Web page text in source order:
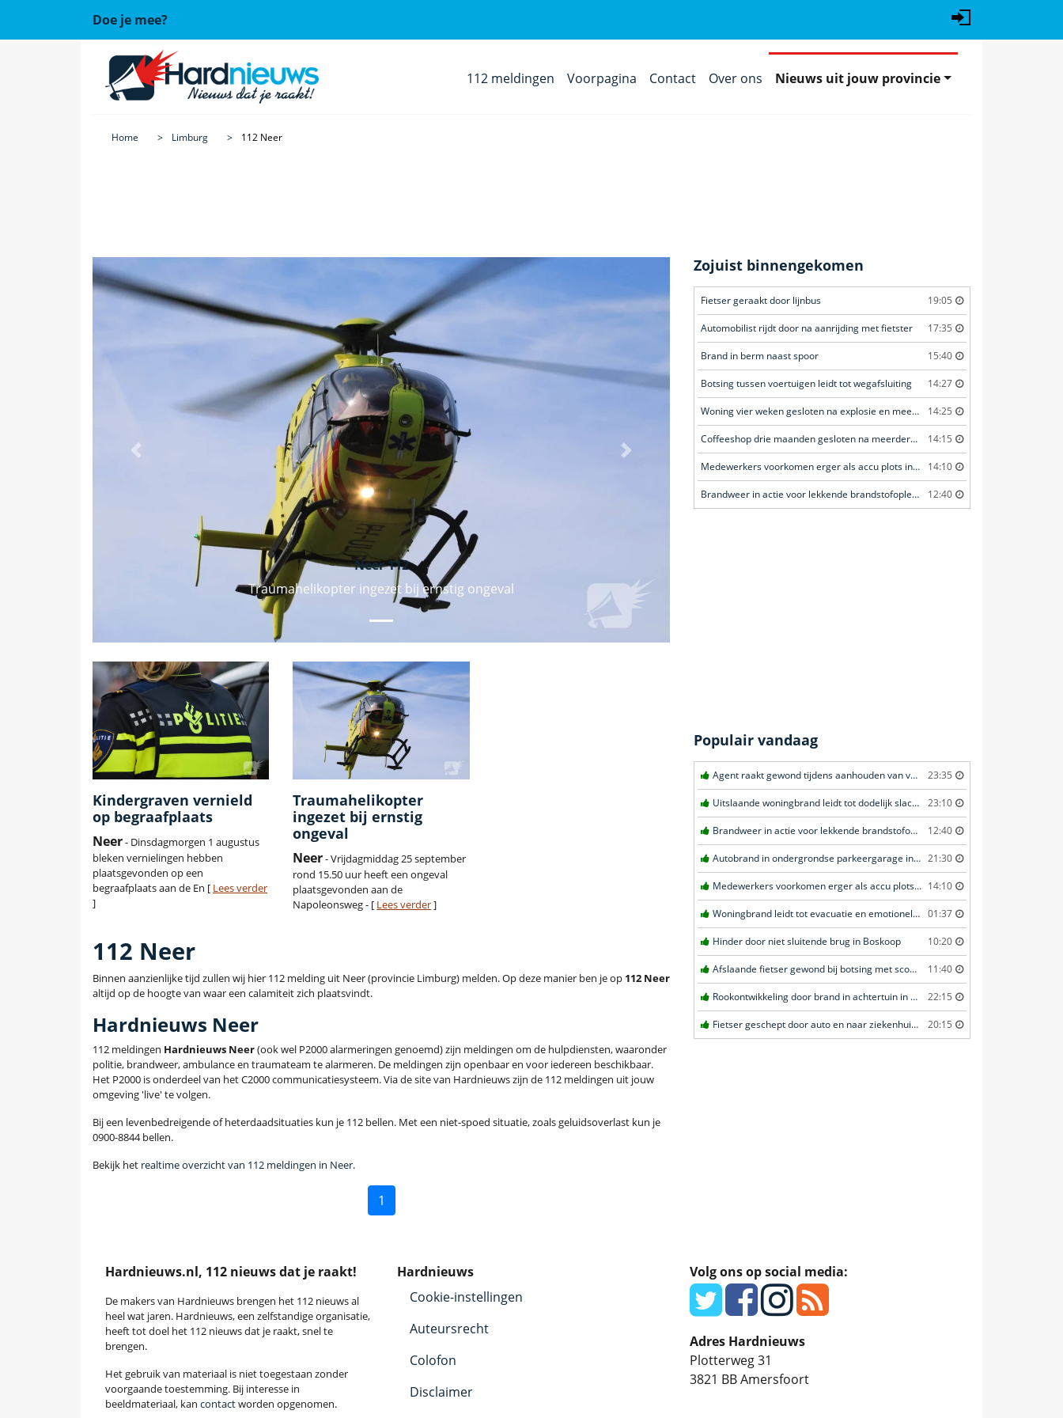
Doe je mee?
112 meldingen Voorpagina Contact Over ons Nieuws uit jouw provincie
Home Limburg 112 Neer
Neer 112
Traumahelikopter ingezet bij ernstig ongeval
Vorige Volgende
Kindergraven vernield
op begraafplaats
Neer- Dinsdagmorgen 1 augustus
bleken vernielingen hebben
plaatsgevonden op een
begraafplaats aan de En [ Lees verder
]
Traumahelikopter
ingezet bij ernstig
ongeval
Neer- Vrijdagmiddag 25 september
rond 15.50 uur heeft een ongeval
plaatsgevonden aan de
Napoleonsweg - [ Lees verder]
112 Neer
Binnen aanzienlijke tijd zullen wij hier 112 melding uit Neer (provincie Limburg) melden. Op deze manier ben je op 112 Neer
altijd op de hoogte van waar een calamiteit zich plaatsvindt.
Hardnieuws Neer
112 meldingen Hardnieuws Neer(ook wel P2000 alarmeringen genoemd) zijn meldingen om de hulpdiensten, waaronder
politie, brandweer, ambulance en traumateam te alarmeren. De meldingen zijn openbaar en voor iedereen beschikbaar.
Het P2000 is onderdeel van het C2000 communicatiesysteem. Via de site van Hardnieuws zijn de 112 meldingen uit jouw
omgeving 'live' te volgen.
Bij een levenbedreigende of heterdaadsituaties kun je 112 bellen. Met een niet-spoed situatie, zoals geluidsoverlast kun je
0900-8844 bellen.
Bekijk het realtime overzicht van 112 meldingen in Neer.
1
Zojuist binnengekomen
Fietser geraakt door lijnbus 19:05
Automobilist rijdt door na aanrijding met fietster 17:35
Brand in berm naast spoor 15:40
Botsing tussen voertuigen leidt tot wegafsluiting 14:27
Woning vier weken gesloten na explosie en meerdere geweldsincidenten 14:25
Coffeeshop drie maanden gesloten na meerdere overtredingen 14:15
Medewerkers voorkomen erger als accu plots in brand vliegt 14:10
Brandweer in actie voor lekkende brandstofoplegger 12:40
Populair vandaag
Agent raakt gewond tijdens aanhouden van verdachte in Amsterdam 23:35
Uitslaande woningbrand leidt tot dodelijk slachtoffer in Rotterdam 23:10
Brandweer in actie voor lekkende brandstofoplegger in Stroe 12:40
Autobrand in ondergrondse parkeergarage in Rhenen 21:30
Medewerkers voorkomen erger als accu plots in brand vliegt in Amersfoort 14:10
Woningbrand leidt tot evacuatie en emotionele redding van kat in Amsterdam 01:37
Hinder door niet sluitende brug in Boskoop 10:20
Afslaande fietser gewond bij botsing met scooterrijder in Katwijk 11:40
Rookontwikkeling door brand in achtertuin in Purmer 22:15
Fietser geschept door auto en naar ziekenhuis gebracht in Veenendaal 20:15
Hardnieuws.nl, 112 nieuws dat je raakt!
De makers van Hardnieuws brengen het 112 nieuws al
heel wat jaren. Hardnieuws, een zelfstandige organisatie,
heeft tot doel het 112 nieuws dat je raakt, snel te
brengen.
Het gebruik van materiaal is niet toegestaan zonder
voorgaande toestemming. Bij interesse in
beeldmateriaal, kan contactworden opgenomen.
Hardnieuws
Cookie-instellingen
Auteursrecht
Colofon
Disclaimer
Volg ons op social media:
Adres Hardnieuws
Plotterweg 31
3821 BBAmersfoort